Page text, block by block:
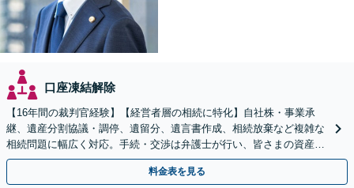
口座凍結解除
【16年間の裁判官経験】【経営者層の相続に特化】自社株・事業承
継、遺産分割協議・調停、遺留分、遺言書作成、相続放棄など複雑な
相続問題に幅広く対応。手続・交渉は弁護士が行い、皆さまの資産と
会社、ご家族の安心を守ります。
料金表を見る